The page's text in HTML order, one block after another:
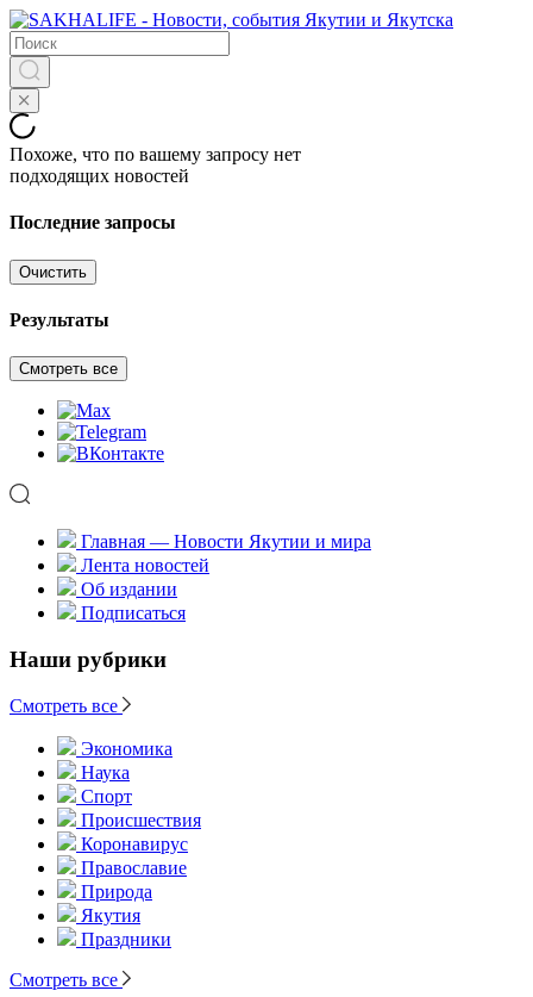
Похоже, что по вашему запросу нет
подходящих новостей
Последние запросы
Очистить
Результаты
Смотреть все
Главная — Новости Якутии и мира
Лента новостей
Об издании
Подписаться
Наши рубрики
Смотреть все
Экономика
Наука
Спорт
Происшествия
Коронавирус
Православие
Природа
Якутия
Праздники
Смотреть все